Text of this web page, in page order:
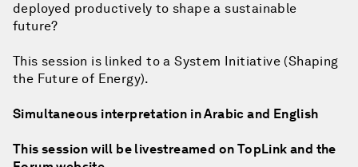
deployed productively to shape a sustainable
future?
This session is linked to a System Initiative (Shaping
the Future of Energy).
Simultaneous interpretation in Arabic and English
This session will be livestreamed on TopLink and the